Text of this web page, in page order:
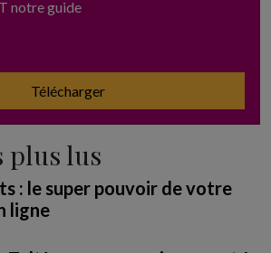
notre guide
Télécharger
plus lus
: le super pouvoir de votre
ligne